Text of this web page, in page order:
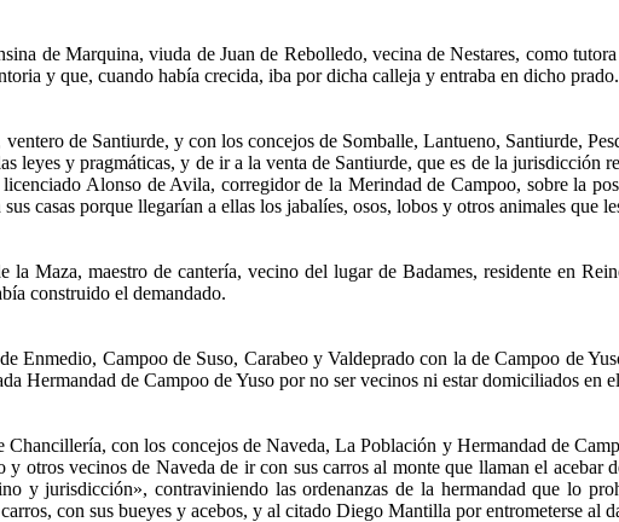
de Marquina, viuda de Juan de Rebolledo, vecina de Nestares, como
y que, cuando había crecida, iba por dicha calleja y entraba en dicho prado.
de Santiurde, y con los concejos de Somballe, Lantueno, Santiurde,
leyes y pragmáticas, y de ir a la venta de Santiurde, que es de la jurisdicción
Alonso de Avila, corregidor de la Merindad de Campoo, sobre la
casas porque llegarían a ellas los jabalíes, osos, lobos y otros animales que
Maza, maestro de cantería, vecino del lugar de Badames, residente en
construido el demandado.
Enmedio, Campoo de Suso, Carabeo y Valdeprado con la de Campoo de
Hermandad de Campoo de Yuso por no ser vecinos ni estar domiciliados en
con los concejos de Naveda, La Población y Hermandad de
y otros vecinos de Naveda de ir con sus carros al monte que llaman el
y jurisdicción», contraviniendo las ordenanzas de la hermandad que lo
con sus bueyes y acebos, y al citado Diego Mantilla por entrometerse al